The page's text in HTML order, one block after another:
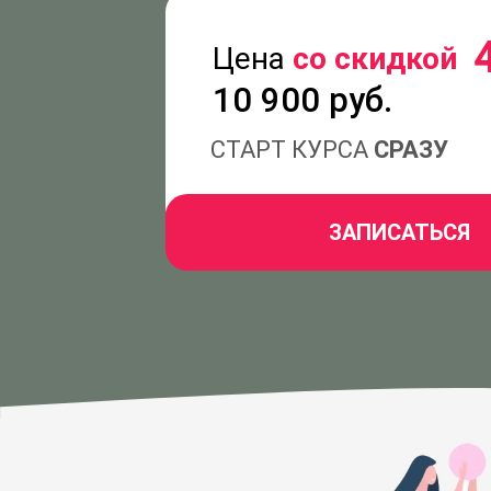
ЗАПИСАТЬСЯ
СТАРТ КУРСА СРАЗУ
Цена со скидкой
10 900 руб.